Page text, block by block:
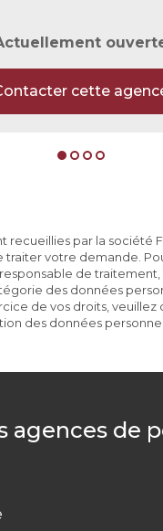
cette
recueillies par la société
traiter votre demande.
de traitement,
des données
de vos droits, veuillez
des données
agences de